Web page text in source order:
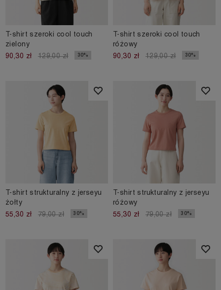
T-shirt szeroki cool touch
zielony
90,30 zł
129,00 zł 30%
T-shirt szeroki cool touch
różowy
90,30 zł
129,00 zł 30%
T-shirt strukturalny z jerseyu
żołty
55,30 zł
79,00 zł 30%
T-shirt strukturalny z jerseyu
różowy
55,30 zł
79,00 zł 30%